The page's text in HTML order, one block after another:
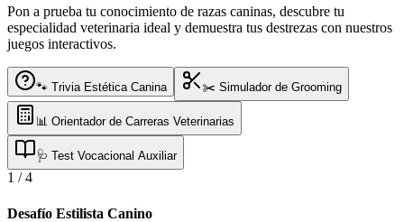
Pon a prueba tu conocimiento de razas caninas, descubre tu
especialidad veterinaria ideal y demuestra tus destrezas con nuestros
juegos interactivos.
🐾 Trivia Estética Canina ✂️ Simulador de Grooming
📊 Orientador de Carreras Veterinarias
🩺 Test Vocacional Auxiliar
1 /4
Desafío Estilista Canino